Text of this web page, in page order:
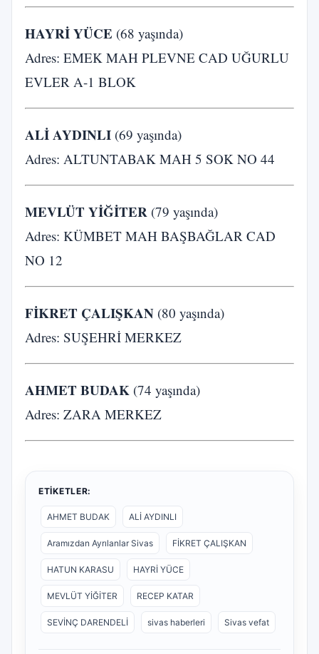
HAYRİ YÜCE (68 yaşında)
Adres: EMEK MAH PLEVNE CAD UĞURLU
EVLER A-1 BLOK
ALİ AYDINLI (69 yaşında)
Adres: ALTUNTABAK MAH 5 SOK NO 44
MEVLÜT YİĞİTER (79 yaşında)
Adres: KÜMBET MAH BAŞBAĞLAR CAD
NO 12
FİKRET ÇALIŞKAN (80 yaşında)
Adres: SUŞEHRİ MERKEZ
AHMET BUDAK (74 yaşında)
Adres: ZARA MERKEZ
ETIKETLER:
AHMET BUDAK ALİ AYDINLI
Aramızdan Ayrılanlar Sivas FİKRET ÇALIŞKAN
HATUN KARASU HAYRİ YÜCE
MEVLÜT YİĞİTER RECEP KATAR
SEVİNÇ DARENDELİ sivas haberleri Sivas vefat